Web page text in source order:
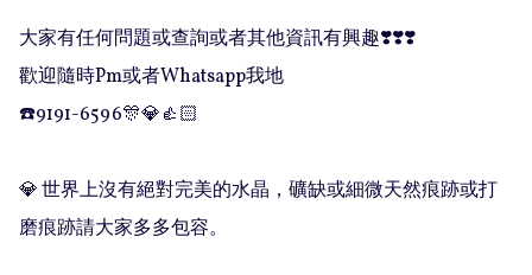
大家有任何問題或查詢或者其他資訊有興趣❣️❣️❣️
歡迎隨時Pm或者Whatsapp我地
☎️9191-6596🎊💎👍🏻
💎 世界上沒有絕對完美的水晶，礦缺或細微天然痕跡或打
磨痕跡請大家多多包容。